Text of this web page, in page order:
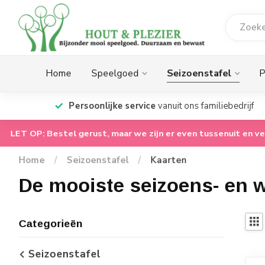
Home Speelgoed Seizoenstafel
Persoonlijke service vanuit ons familiebedrijf
LET OP: Bestel gerust, maar we zijn er even tussenuit en
Home / Seizoenstafel / Kaarten
De mooiste seizoens- en
Categorieën
Seizoenstafel